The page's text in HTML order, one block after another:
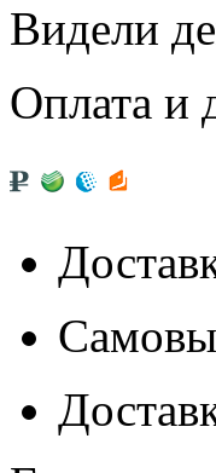
Видели
Оплата и